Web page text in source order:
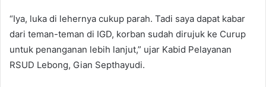
“Iya, luka di lehernya cukup parah. Tadi saya dapat kabar
dari teman-teman di IGD, korban sudah dirujuk ke Curup
untuk penanganan lebih lanjut,” ujar Kabid Pelayanan
RSUD Lebong, Gian Septhayudi.